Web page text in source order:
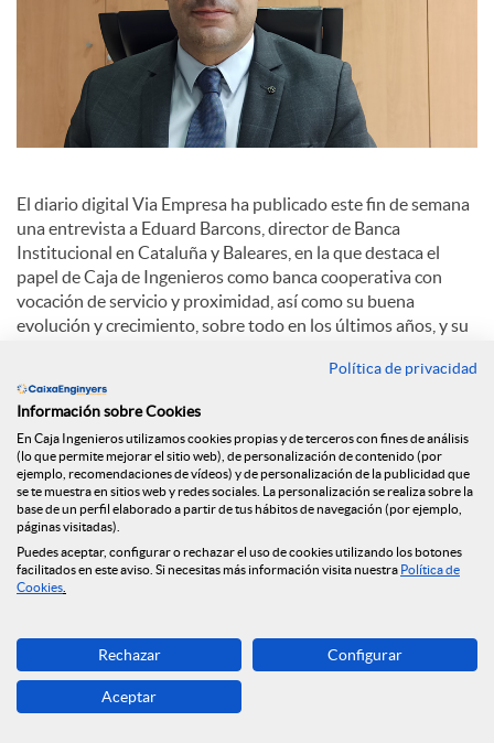
El diario digital Via Empresa ha publicado este fin de semana
una entrevista a Eduard Barcons, director de Banca
Institucional en Cataluña y Baleares, en la que destaca el
papel de Caja de Ingenieros como banca cooperativa con
vocación de servicio y proximidad, así como su buena
evolución y crecimiento, sobre todo en los últimos años, y su
Sobre el auge de las finanzas sostenibles, Eduard Barcons
comenta: “La integración de factores ambientales o sociales
puede provocar que la rentabilidad puede ser igual o
superior. Cada vez más la gente percibe que, además de la
rentabilidad económica, hay otros factores cómo la
En cuanto a la apuesta de Caja de Ingenieros por la
oficinas continuará siendo cómo ha sido siempre, progresivo.
Y hay una apuesta clarísima por la digitalización. El mejor
está para venir”.
Política de privacidad
Información sobre Cookies
En Caja Ingenieros utilizamos cookies propias y de terceros con fines de análisis
(lo que permite mejorar el sitio web), de personalización de contenido (por
ejemplo, recomendaciones de vídeos) y de personalización de la publicidad que
se te muestra en sitios web y redes sociales. La personalización se realiza sobre la
base de un perfil elaborado a partir de tus hábitos de navegación (por ejemplo,
páginas visitadas).
Puedes aceptar, configurar o rechazar el uso de cookies utilizando los botones
facilitados en este aviso. Si necesitas más información visita nuestra Política de
Cookies
Rechazar Configurar
Aceptar